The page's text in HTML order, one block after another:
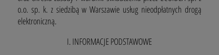
o.o. sp. k. z siedzibą w Warszawie usług nieodpłatnych drogą
elektroniczną.
I. INFORMACJE PODSTAWOWE